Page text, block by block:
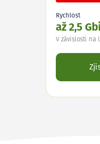
Rychlost
až 2,5
V závislosti na